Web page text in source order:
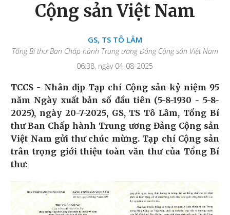
Cộng sản Việt Nam
GS, TS TÔ LÂM
Tổng Bí thư Ban Chấp hành Trung ương Đảng Cộng sản Việt Nam
06:38, ngày 04-08-2025
TCCS - Nhân dịp Tạp chí Cộng sản kỷ niệm 95
năm Ngày xuất bản số đầu tiên (5-8-1930 - 5-8-
2025), ngày 20-7-2025, GS, TS Tô Lâm, Tổng Bí
thư Ban Chấp hành Trung ương Đảng Cộng sản
Việt Nam gửi thư chúc mừng. Tạp chí Cộng sản
trân trọng giới thiệu toàn văn thư của Tổng Bí
thư: